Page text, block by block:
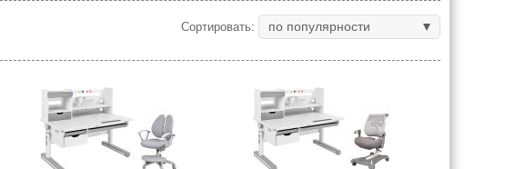
Сортировать: по популярности